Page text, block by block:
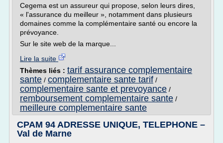
Cegema est un assureur qui propose, selon leurs dires,
« l'assurance du meilleur », notamment dans plusieurs
domaines comme la complémentaire santé ou encore la
prévoyance.
Sur le site web de la marque...
Lire la suite
Thèmes liés : tarif assurance complementaire
sante / complementaire sante tarif /
complementaire sante et prevoyance /
remboursement complementaire sante /
meilleure complementaire sante
CPAM 94 ADRESSE UNIQUE, TELEPHONE –
Val de Marne